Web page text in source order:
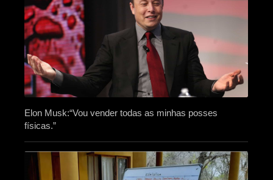
Elon Musk:“Vou vender todas as minhas posses
físicas.”